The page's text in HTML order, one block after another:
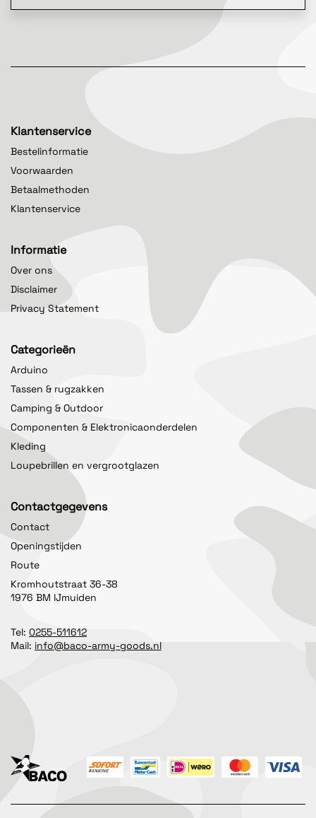
Klantenservice
Bestelinformatie
Voorwaarden
Betaalmethoden
Klantenservice
Informatie
Over ons
Disclaimer
Privacy Statement
Categorieën
Arduino
Tassen & rugzakken
Camping & Outdoor
Componenten & Elektronicaonderdelen
Kleding
Loupebrillen en vergrootglazen
Contactgegevens
Contact
Openingstijden
Route
Kromhoutstraat 36-38
1976 BM IJmuiden
Tel: 0255-511612
Mail: info@baco-army-goods.nl